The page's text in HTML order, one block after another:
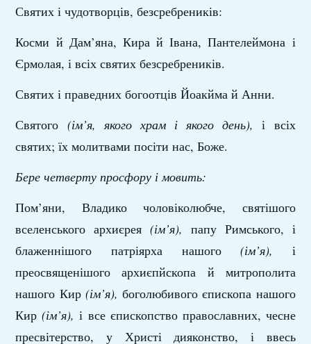
Святих і чудотворців, безсребреників:
Косми й Дам’яна, Кира й Івана, Пантелеймона і
Єрмолая, і всіх святих безсребреників.
Святих і праведних богоотців Йоакйма й Анни.
Святого (ім’я, якого храм і якого день), і всіх
святих; їх молитвами посіти нас, Боже.
Бере четверту просфору і мовить:
Пом’яни, Владико чоловіколюбче, святішого
вселенського архиєрея(ім’я), папу Римського, і
блаженнішого патріярха нашого(ім’я), і
преосвященішого архиєпйскопа й митрополита
нашого Кир (ім’я), боголюбивого єпископа нашого
Кир(ім’я), і все єпископство православних, чесне
пресвітерство, у Христі дияконство, і ввесь